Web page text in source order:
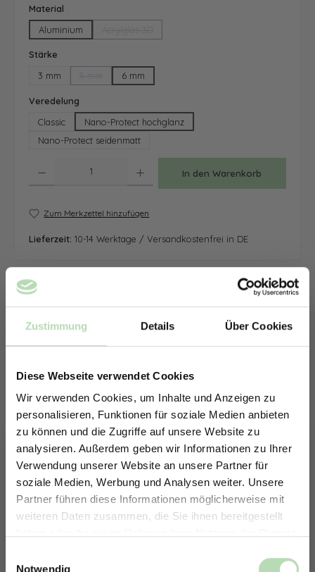
Zustimmung Details Über Cookies
Diese Webseite verwendet Cookies
Wir verwenden Cookies, um Inhalte und Anzeigen zu
personalisieren, Funktionen für soziale Medien anbieten
zu können und die Zugriffe auf unsere Website zu
analysieren. Außerdem geben wir Informationen zu Ihrer
Verwendung unserer Website an unsere Partner für
soziale Medien, Werbung und Analysen weiter. Unsere
Partner führen diese Informationen möglicherweise mit
weiteren Daten zusammen, die Sie ihnen bereitgestellt
Notwendig
Material
Aluminium
Stärke
3 mm
(Diese Option ist zurzeit nicht verfügbar.)
6 mm
Veredelung
Classic
Nano-Protect hochglanz
Nano-Protect seidenmatt
In den Warenkorb
Zum Merkzettel hinzufügen
Lieferzeit: 10-14 Werktage / Versandkostenfrei in DE
Erstelle in nur 4 Schritten deine
ERHALTE 5% RABATT AUF
DEINE RÜCKWÄNDE